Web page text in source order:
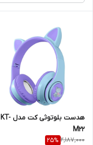
هدست بلوتوثی کت مدل KT-
M22
2,187,000
25%